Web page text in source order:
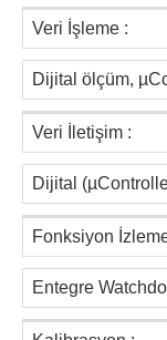
Veri İşleme :
Dijital ölçüm,
Veri İletişim :
Dijital
Fonksiyon
Entegre